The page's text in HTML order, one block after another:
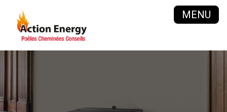
MENU